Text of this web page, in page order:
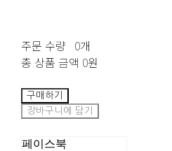
주문 수량 0개
총 상품 금액 0원
구매하기
장바구니에 담기
페이스북